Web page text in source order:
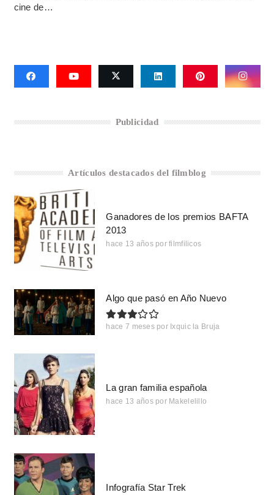
cine de…
Publicidad
Artículos destacados del filmblog
Ganadores de los premios BAFTA
2013
hace 13 años por filmfilicos
Algo que pasó en Año Nuevo
hace 7 meses por Ixquic la Bruja
La gran familia española
hace 13 años por Makelelillo
Infografía Star Trek